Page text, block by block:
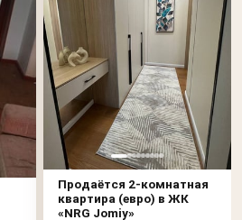
Продаётся 2-комнатная
квартира (евро) в ЖК
«NRG Jomiy»